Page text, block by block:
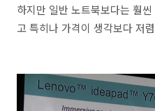
하지만 일반 노트북보다는 훨
고 특히나 가격이 생각보다 저